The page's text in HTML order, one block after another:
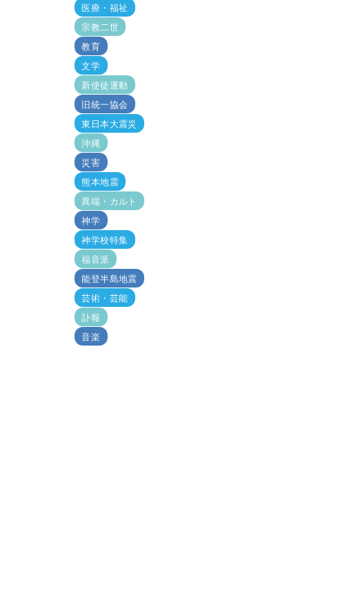
医療・福祉
宗教二世
教育
文学
新使徒運動
旧統一協会
東日本大震災
沖縄
災害
熊本地震
異端・カルト
神学
神学校特集
福音派
能登半島地震
芸術・芸能
訃報
音楽